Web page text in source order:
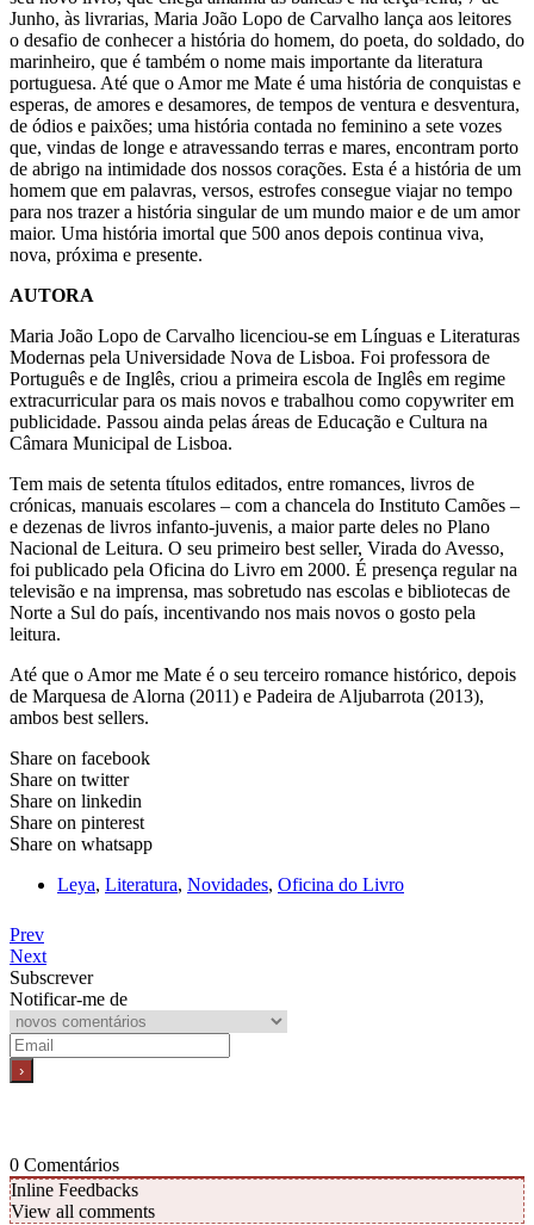
Junho, às livrarias, Maria João Lopo de Carvalho lança aos leitores
o desafio de conhecer a história do homem, do poeta, do soldado, do
marinheiro, que é também o nome mais importante da literatura
portuguesa. Até que o Amor me Mate é uma história de conquistas e
esperas, de amores e desamores, de tempos de ventura e desventura,
de ódios e paixões; uma história contada no feminino a sete vozes
que, vindas de longe e atravessando terras e mares, encontram porto
de abrigo na intimidade dos nossos corações. Esta é a história de um
homem que em palavras, versos, estrofes consegue viajar no tempo
para nos trazer a história singular de um mundo maior e de um amor
maior. Uma história imortal que 500 anos depois continua viva,
nova, próxima e presente.
AUTORA
Maria João Lopo de Carvalho licenciou-se em Línguas e Literaturas
Modernas pela Universidade Nova de Lisboa. Foi professora de
Português e de Inglês, criou a primeira escola de Inglês em regime
extracurricular para os mais novos e trabalhou como copywriter em
publicidade. Passou ainda pelas áreas de Educação e Cultura na
Câmara Municipal de Lisboa.
Tem mais de setenta títulos editados, entre romances, livros de
crónicas, manuais escolares – com a chancela do Instituto Camões –
e dezenas de livros infanto-juvenis, a maior parte deles no Plano
Nacional de Leitura. O seu primeiro best seller, Virada do Avesso,
foi publicado pela Oficina do Livro em 2000. É presença regular na
televisão e na imprensa, mas sobretudo nas escolas e bibliotecas de
Norte a Sul do país, incentivando nos mais novos o gosto pela
leitura.
Até que o Amor me Mate é o seu terceiro romance histórico, depois
de Marquesa de Alorna (2011) e Padeira de Aljubarrota (2013),
ambos best sellers.
Share on facebook
Share on twitter
Share on linkedin
Share on pinterest
Share on whatsapp
Leya, Literatura, Novidades, Oficina do Livro
Prev
Next
Subscrever
Notificar-me de
0 Comentários
Inline Feedbacks
View all comments